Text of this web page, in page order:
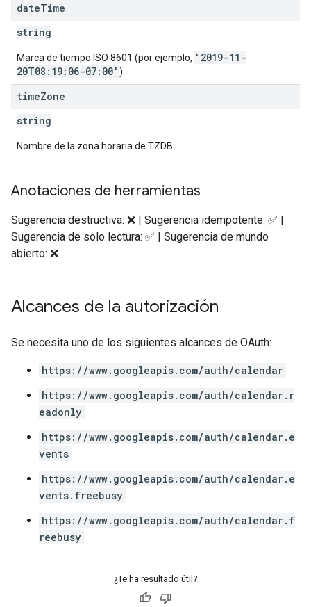
dateTime
string
Marca de tiempo ISO 8601 (por ejemplo, '2019-11-
20T08:19:06-07:00' ).
timeZone
string
Nombre de la zona horaria de TZDB.
Anotaciones de herramientas
Sugerencia destructiva: ❌ | Sugerencia idempotente: ✅ |
Sugerencia de solo lectura: ✅ | Sugerencia de mundo
abierto: ❌
Alcances de la autorización
Se necesita uno de los siguientes alcances de OAuth:
https://www.googleapis.com/auth/calendar
https://www.googleapis.com/auth/calendar.r
eadonly
https://www.googleapis.com/auth/calendar.e
vents
https://www.googleapis.com/auth/calendar.e
vents.freebusy
https://www.googleapis.com/auth/calendar.f
reebusy
¿Te ha resultado útil?